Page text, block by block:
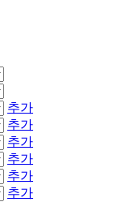
추가
추가
추가
추가
추가
추가